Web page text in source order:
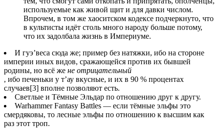
используемые как живой щит и для давки числом.
Впрочем, в том же хаоситском кодексе подчеркнуто, что
в культисты идёт столь много народу больше потому,
что их задолбала жизнь в Империуме.
И гуэ’веса сюда же; пример без натяжки, ибо на стороне
империи иных видов, сражающейся против их бывшей
родины, но всё же не отрицательный
, ибо печеньки у т’ау вкусные, и их в 90 % процентах
случаев[3] вполне позволяют есть.
Светлые и Тёмные Эльдар по отношению друг к другу.
Warhammer Fantasy Battles — если тёмные эльфы это
смердяковы, то лесные эльфы по отношению к высшим как
раз этот троп.